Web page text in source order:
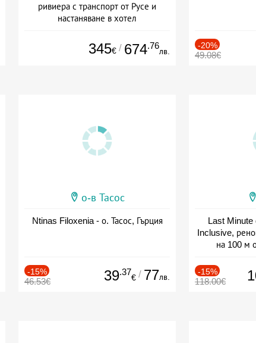
ривиера с транспорт от Русе и
настаняване в хотел
345€ / 674.76
лв.
-20%
49.08€
о-в Тасос
Ntinas Filoxenia - о. Тасос, Гърция
-15%
46.53€ 39.37
€ / 77лв.
Last Minute
Inclusive,
на 100 м
-15%
118.00€